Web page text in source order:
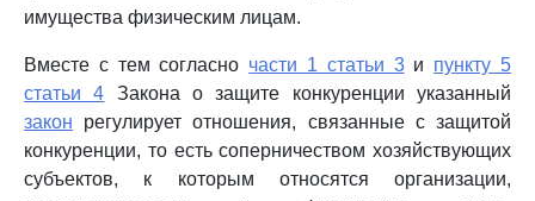
имущества физическим лицам.
Вместе с тем согласно части 1 статьи 3и пункту 5
статьи 4 Закона о защите конкуренции указанный
закон регулирует отношения, связанные с защитой
конкуренции, то есть соперничеством хозяйствующих
субъектов, к которым относятся организации,